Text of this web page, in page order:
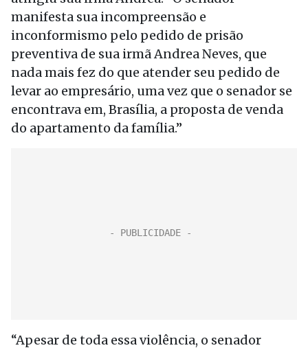
manifesta sua incompreensão e
inconformismo pelo pedido de prisão
preventiva de sua irmã Andrea Neves, que
nada mais fez do que atender seu pedido de
levar ao empresário, uma vez que o senador se
encontrava em, Brasília, a proposta de venda
do apartamento da família.”
“Apesar de toda essa violência, o senador